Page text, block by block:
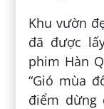
Khu vườn
đã được
phim Hàn
“Gió mùa
điểm dừng